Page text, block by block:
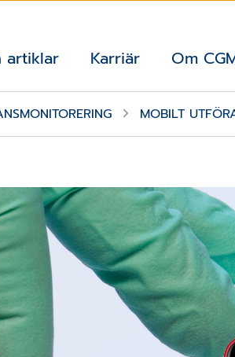
artiklar Karriär Om
MOBILT